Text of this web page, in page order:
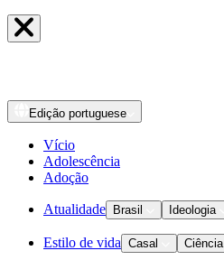
Edição portuguese
Vício
Adolescência
Adoção
Atualidade Brasil Ideologia
Estilo de vida Casal Ciência